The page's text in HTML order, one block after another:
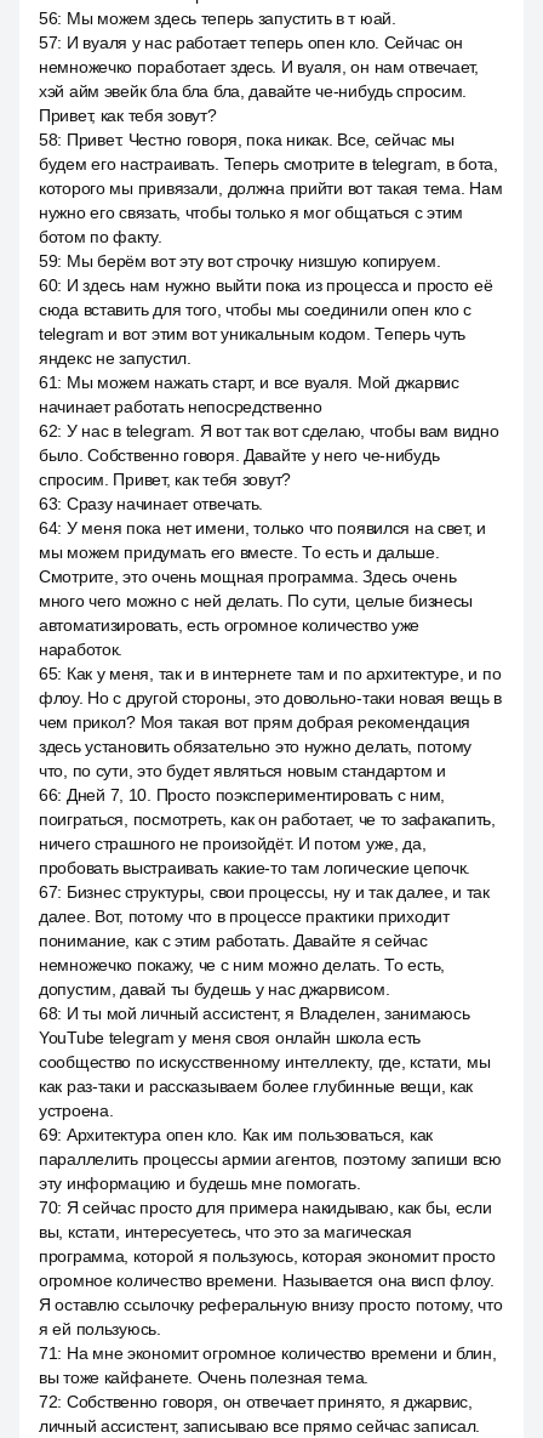
56: Мы можем здесь теперь запустить в т юай.
57: И вуаля у нас работает теперь опен кло. Сейчас он
немножечко поработает здесь. И вуаля, он нам отвечает,
хэй айм эвейк бла бла бла, давайте че-нибудь спросим.
Привет, как тебя зовут?
58: Привет. Честно говоря, пока никак. Все, сейчас мы
будем его настраивать. Теперь смотрите в telegram, в бота,
которого мы привязали, должна прийти вот такая тема. Нам
нужно его связать, чтобы только я мог общаться с этим
ботом по факту.
59: Мы берём вот эту вот строчку низшую копируем.
60: И здесь нам нужно выйти пока из процесса и просто её
сюда вставить для того, чтобы мы соединили опен кло с
telegram и вот этим вот уникальным кодом. Теперь чуть
яндекс не запустил.
61: Мы можем нажать старт, и все вуаля. Мой джарвис
начинает работать непосредственно
62: У нас в telegram. Я вот так вот сделаю, чтобы вам видно
было. Собственно говоря. Давайте у него че-нибудь
спросим. Привет, как тебя зовут?
63: Сразу начинает отвечать.
64: У меня пока нет имени, только что появился на свет, и
мы можем придумать его вместе. То есть и дальше.
Смотрите, это очень мощная программа. Здесь очень
много чего можно с ней делать. По сути, целые бизнесы
автоматизировать, есть огромное количество уже
наработок.
65: Как у меня, так и в интернете там и по архитектуре, и по
флоу. Но с другой стороны, это довольно-таки новая вещь в
чем прикол? Моя такая вот прям добрая рекомендация
здесь установить обязательно это нужно делать, потому
что, по сути, это будет являться новым стандартом и
66: Дней 7, 10. Просто поэкспериментировать с ним,
поиграться, посмотреть, как он работает, че то зафакапить,
ничего страшного не произойдёт. И потом уже, да,
пробовать выстраивать какие-то там логические цепочк.
67: Бизнес структуры, свои процессы, ну и так далее, и так
далее. Вот, потому что в процессе практики приходит
понимание, как с этим работать. Давайте я сейчас
немножечко покажу, че с ним можно делать. То есть,
допустим, давай ты будешь у нас джарвисом.
68: И ты мой личный ассистент, я Владелен, занимаюсь
YouTube telegram у меня своя онлайн школа есть
сообщество по искусственному интеллекту, где, кстати, мы
как раз-таки и рассказываем более глубинные вещи, как
устроена.
69: Архитектура опен кло. Как им пользоваться, как
параллелить процессы армии агентов, поэтому запиши всю
эту информацию и будешь мне помогать.
70: Я сейчас просто для примера накидываю, как бы, если
вы, кстати, интересуетесь, что это за магическая
программа, которой я пользуюсь, которая экономит просто
огромное количество времени. Называется она висп флоу.
Я оставлю ссылочку реферальную внизу просто потому, что
я ей пользуюсь.
71: На мне экономит огромное количество времени и блин,
вы тоже кайфанете. Очень полезная тема.
72: Собственно говоря, он отвечает принято, я джарвис,
личный ассистент, записываю все прямо сейчас записал.